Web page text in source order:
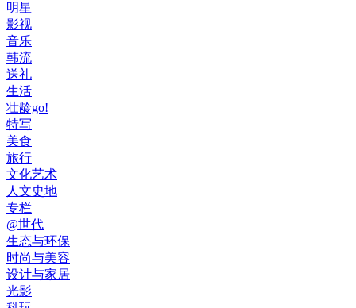
明星
影视
音乐
韩流
送礼
生活
壮龄go!
特写
美食
旅行
文化艺术
人文史地
专栏
@世代
生态与环保
时尚与美容
设计与家居
光影